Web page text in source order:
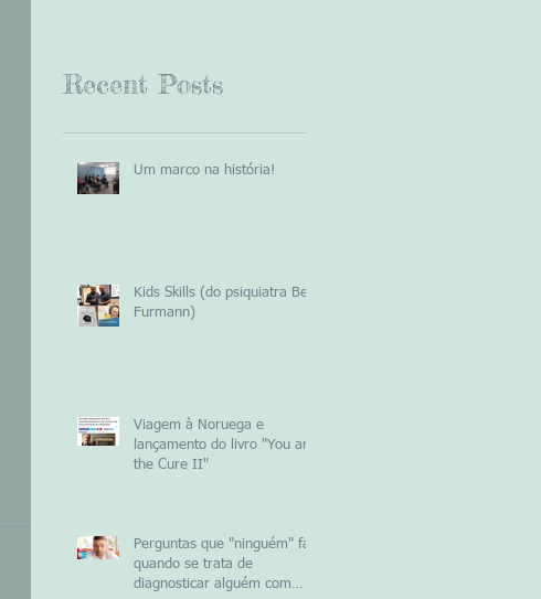
Recent Posts
Um marco na história!
Kids Skills (do psiquiatra Ben
Furmann)
Viagem à Noruega e
lançamento do livro "You are
the Cure II"
Perguntas que "ninguém" faz
quando se trata de
diagnosticar alguém com